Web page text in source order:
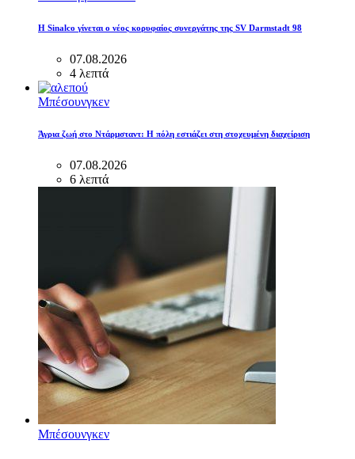
Η Sinalco γίνεται ο νέος κορυφαίος συνεργάτης της SV Darmstadt 98
07.08.2026
4 λεπτά
Μπέσουνγκεν
Άγρια ζωή στο Ντάρμσταντ: Η πόλη εστιάζει στη στοχευμένη διαχείριση
07.08.2026
6 λεπτά
Μπέσουνγκεν